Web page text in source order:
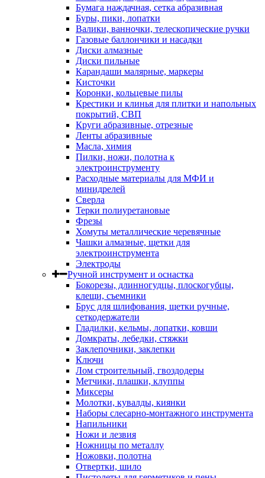
Бумага наждачная, сетка абразивная
Буры, пики, лопатки
Валики, ванночки, телескопические ручки
Газовые баллончики и насадки
Диски алмазные
Диски пильные
Карандаши малярные, маркеры
Кисточки
Коронки, кольцевые пилы
Крестики и клинья для плитки и напольных
покрытий, СВП
Круги абразивные, отрезные
Ленты абразивные
Масла, химия
Пилки, ножи, полотна к
электроинструменту
Расходные материалы для МФИ и
минидрелей
Сверла
Терки полиуретановые
Фрезы
Хомуты металлические черевячные
Чашки алмазные, щетки для
электроинструмента
Электроды
Ручной инструмент и оснастка
Бокорезы, длинногудцы, плоскогубцы,
клещи, съемники
Брус для шлифования, щетки ручные,
сеткодержатели
Гладилки, кельмы, лопатки, ковши
Домкраты, лебедки, стяжки
Заклепочники, заклепки
Ключи
Лом строительный, гвоздодеры
Метчики, плашки, клуппы
Миксеры
Молотки, кувалды, киянки
Наборы слесарно-монтажного инструмента
Напильники
Ножи и лезвия
Ножницы по металлу
Ножовки, полотна
Отвертки, шило